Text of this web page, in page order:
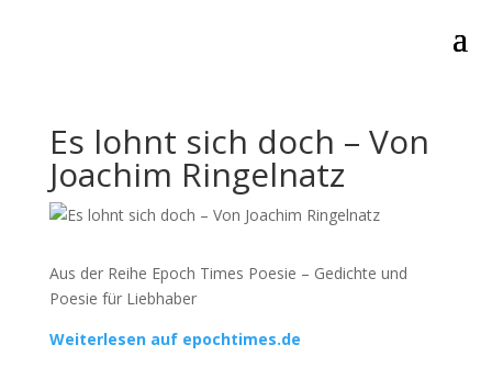
Es lohnt sich doch – Von
Joachim Ringelnatz
Aus der Reihe Epoch Times Poesie – Gedichte und
Poesie für Liebhaber
Weiterlesen auf epochtimes.de